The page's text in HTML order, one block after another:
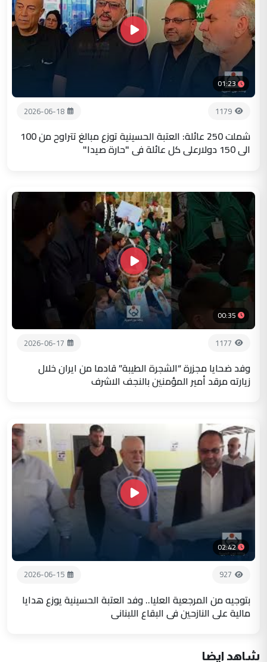
01:23
1179
2026-06-18
شملت 250 عائلة: العتبة الحسينية توزع مبالغ تتراوح من 100
الى 150 دولارعلى كل عائلة في "حارة صيدا"
00:35
1177
2026-06-17
وفد ضحايا مجزرة “الشجرة الطيبة” قادما من ايران خلال
زيارته مرقد أمير المؤمنين بالنجف الاشرف
02:42
927
2026-06-15
بتوجيه من المرجعية العليا.. وفد العتبة الحسينية يوزع هدايا
مالية على النازحين في البقاع اللبناني
شاهد ايضا